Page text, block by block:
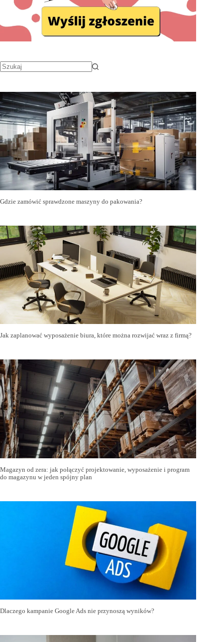
Gdzie zamówić sprawdzone maszyny do pakowania?
Jak zaplanować wyposażenie biura, które można rozwijać wraz z firmą?
Magazyn od zera: jak połączyć projektowanie, wyposażenie i program
do magazynu w jeden spójny plan
Dlaczego kampanie Google Ads nie przynoszą wyników?